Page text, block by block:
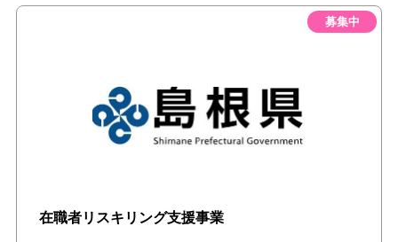
募集中
在職者リスキリング支援事業